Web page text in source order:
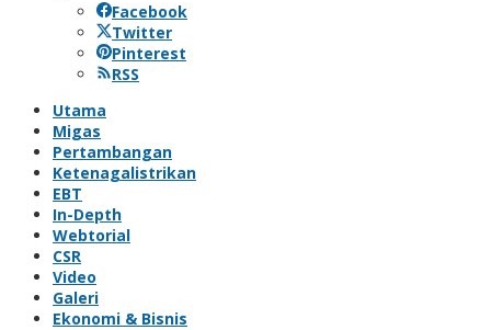
Facebook
Twitter
Pinterest
RSS
Utama
Migas
Pertambangan
Ketenagalistrikan
EBT
In-Depth
Webtorial
CSR
Video
Galeri
Ekonomi & Bisnis